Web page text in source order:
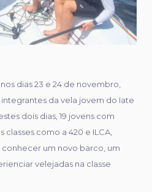
dias 23 e 24 de novembro,
da vela jovem do Iate
dois dias, 19 jovens com
classes como a 420 e ILCA,
um novo barco, um
velejadas na classe